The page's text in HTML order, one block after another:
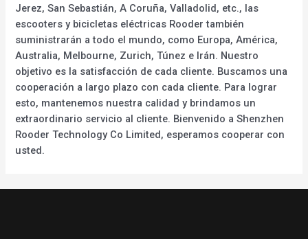
Jerez, San Sebastián, A Coruña, Valladolid, etc., las
escooters y bicicletas eléctricas Rooder también
suministrarán a todo el mundo, como Europa, América,
Australia, Melbourne, Zurich, Túnez e Irán. Nuestro
objetivo es la satisfacción de cada cliente. Buscamos una
cooperación a largo plazo con cada cliente. Para lograr
esto, mantenemos nuestra calidad y brindamos un
extraordinario servicio al cliente. Bienvenido a Shenzhen
Rooder Technology Co Limited, esperamos cooperar con
usted.